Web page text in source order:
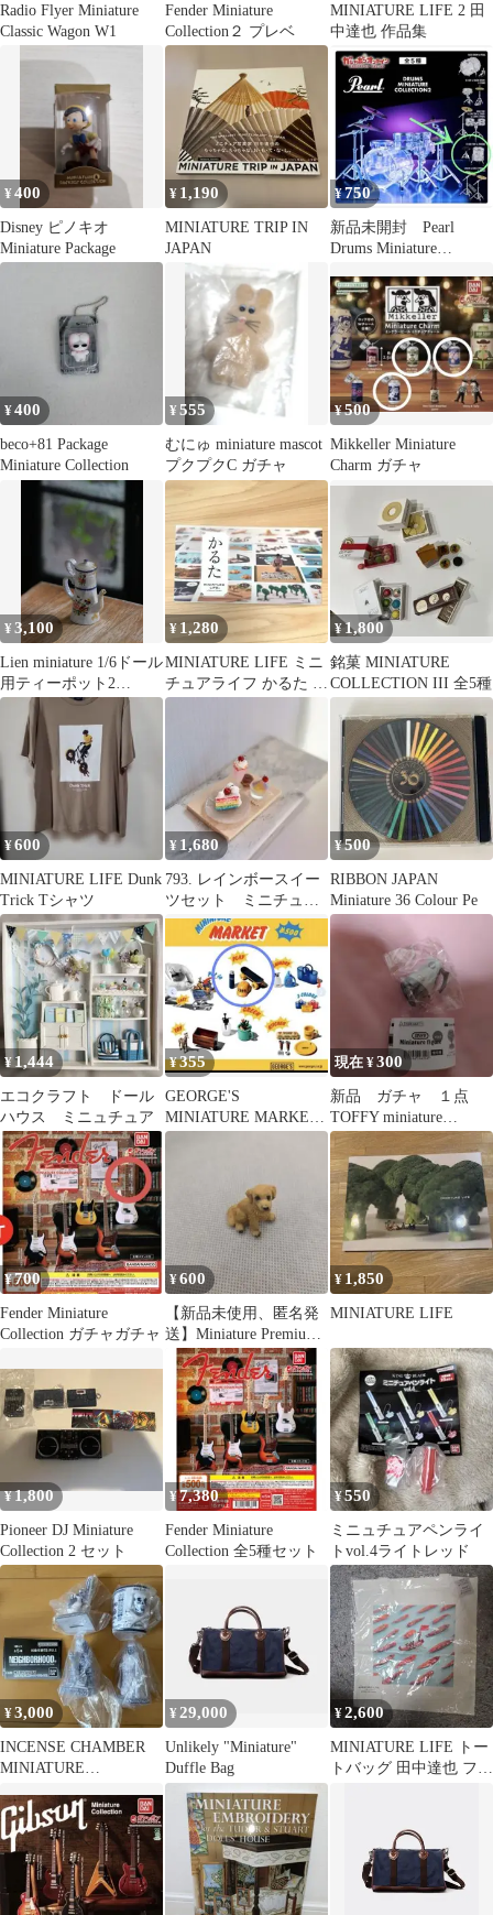
Radio Flyer Miniature
Classic Wagon W1
Fender Miniature
Collection２ プレベ
MINIATURE LIFE 2 田
中達也 作品集
¥400
Disney ピノキオ
Miniature Package
¥ 1,190
MINIATURE TRIP IN
JAPAN
¥750
新品未開封 Pearl
Drums Miniature
¥400
beco+81 Package
Miniature Collection
¥555
むにゅ miniature mascot
プクプクC ガチャ
¥500
Mikkeller Miniature
Charm ガチャ
¥3,100
Lien miniature 1/6ドール
用ティーポット2
段/Handmade
¥ 1,280
MINIATURE LIFE ミニ
チュアライフ かるた 田
中達也
¥1,800
銘菓 MINIATURE
COLLECTION III 全5種
¥600
MINIATURE LIFE Dunk
Trick Tシャツ
¥ 1,680
793. レインボースイー
ツセット ミニチュア
スイーツ miniature
¥500
RIBBON JAPAN
Miniature 36 Colour Pe
¥1,444
エコクラフト ドール
ハウス ミニュチュア
¥355
GEORGE'S
MINIATURE MARKET
★PLAY★
現在 ¥300
新品 ガチャ １点
TOFFY miniature
figure 電気ケトル
¥700
Fender Miniature
Collection ガチャガチャ
¥600
【新品未使用、匿名発
送】Miniature Premium
DOG
¥ 1,850
MINIATURE LIFE
¥1,800
Pioneer DJ Miniature
Collection 2 セット
¥7,380
Fender Miniature
Collection 全5種セット
¥550
ミニュチュアペンライ
トvol.4ライトレッド
¥3,000
INCENSE CHAMBER
MINIATURE
¥29,000
Unlikely "Miniature"
Duffle Bag
¥2,600
MINIATURE LIFE トー
トバッグ 田中達也 フェ